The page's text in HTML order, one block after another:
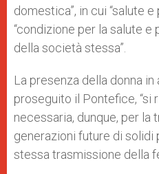
domestica”, in cui “salute
“condizione per la salute e
della società stessa”.
La presenza della donna
proseguito il Pontefice, “si
necessaria, dunque, per la
generazioni future di solidi
stessa trasmissione della